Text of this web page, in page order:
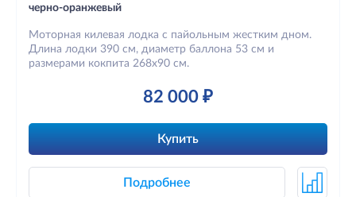
черно-оранжевый
Моторная килевая лодка с пайольным жестким дном.
Длина лодки 390 см, диаметр баллона 53 см и
размерами кокпита 268х90 см.
82 000 ₽
Купить
Подробнее